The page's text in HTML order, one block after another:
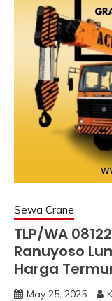
Sewa Crane
TLP/WA
Ranuyoso
Harga
May 25, 2025